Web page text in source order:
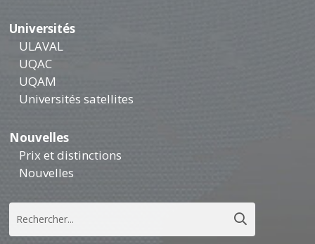
Universités
ULAVAL
UQAC
UQAM
Universités satellites
Nouvelles
Prix et distinctions
Nouvelles